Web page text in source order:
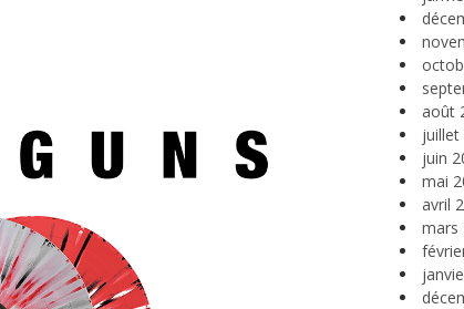
août
juillet
juin
mai
avril
mars